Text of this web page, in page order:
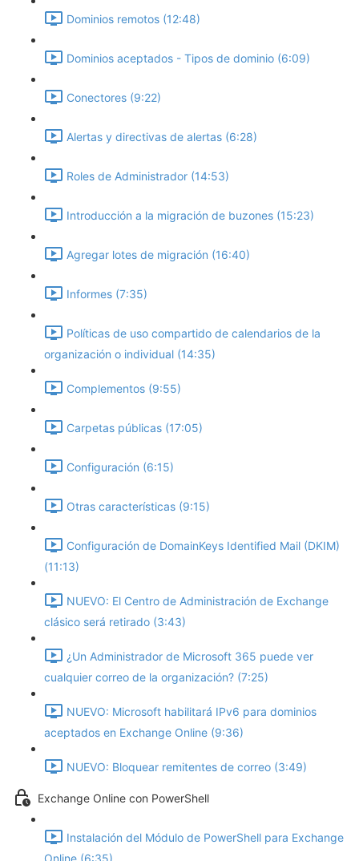
Dominios remotos (12:48)
Dominios aceptados - Tipos de dominio (6:09)
Conectores (9:22)
Alertas y directivas de alertas (6:28)
Roles de Administrador (14:53)
Introducción a la migración de buzones (15:23)
Agregar lotes de migración (16:40)
Informes (7:35)
Políticas de uso compartido de calendarios de la
organización o individual (14:35)
Complementos (9:55)
Carpetas públicas (17:05)
Configuración (6:15)
Otras características (9:15)
Configuración de DomainKeys Identified Mail (DKIM)
(11:13)
NUEVO: El Centro de Administración de Exchange
clásico será retirado (3:43)
¿Un Administrador de Microsoft 365 puede ver
cualquier correo de la organización? (7:25)
NUEVO: Microsoft habilitará IPv6 para dominios
aceptados en Exchange Online (9:36)
NUEVO: Bloquear remitentes de correo (3:49)
Exchange Online con PowerShell
Instalación del Módulo de PowerShell para Exchange
Online (6:35)